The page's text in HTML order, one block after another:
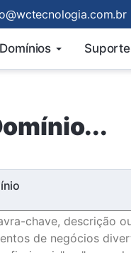
Domínios Suporte